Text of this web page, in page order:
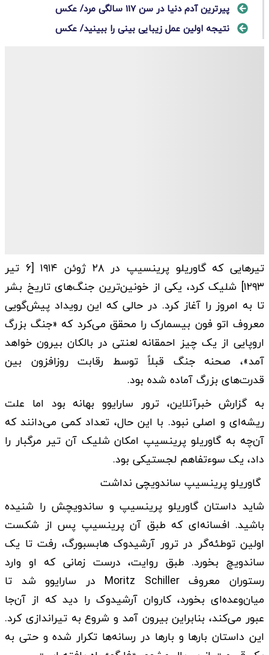
پیرترین آدم دنیا در سن 117 سالگی مرد/ عکس
نتیجه اولین عمل زیبایی بینی را ببینید/ عکس
تیرهایی که گاوریلو پرینسیپ در ۲۸ ژوئن ۱۹۱۴ [۶ تیر
۱۲۹۳] شلیک کرد، یکی از خونین‌ترین جنگ‌های تاریخ بشر
تا به امروز را آغاز کرد. در حالی که این رویداد پیش‌گویی
معروف اتو فون بیسمارک را محقق می‌کرد که «جنگ بزرگ
اروپایی از یک چیز احمقانه لعنتی در بالکان بیرون خواهد
آمد»، صحنه جنگ قبلاً توسط رقابت روزافزون بین
قدرت‌های بزرگ آماده شده بود.
به گزارش خبرآنلاین، ترور سارایوو بهانه بود اما علت
ریشه‌ای و اصلی نبود. با این حال، تعداد کمی می‌دانند که
آن‌چه به گاوریلو پرینسیپ امکان شلیک آن تیر مرگبار را
داد، یک سوءتفاهم لجستیکی بود.
گاوریلو پرینسیپ ساندویچی نداشت
شاید داستان گاوریلو پرینسیپ و ساندویچش را شنیده
باشید. افسانه‌ای که طبق آن پرینسیپ پس از شکست
اولین توطئه‌گر در ترور آرشیدوک هابسبورگ، رفت تا یک
ساندویچ بخورد. طبق روایت، درست زمانی که او وارد
رستوران معروف Moritz Schiller در سارایوو شد تا
میان‌وعده‌ای بخورد، کاروان آرشیدوک را دید که از آن‌جا
عبور می‌کند، بنابراین بیرون آمد و شروع به تیراندازی کرد.
این داستان بارها و بارها در رسانه‌ها تکرار شده و حتی به